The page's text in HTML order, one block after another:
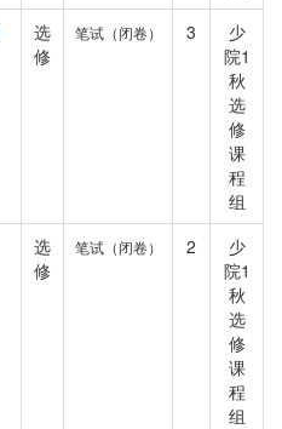
选
修
笔试（闭卷） 3
少
院1
秋
选
修
课
程
组
选
修
笔试（闭卷） 2
少
院1
秋
选
修
课
程
组